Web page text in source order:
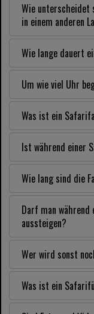
Wie unterscheidet
in einem anderen
Wie lange dauert
Um wie viel Uhr
Was ist ein
Ist während einer
Wie lang sind die
Darf man
aussteigen?
Wer wird sonst
Was ist ein